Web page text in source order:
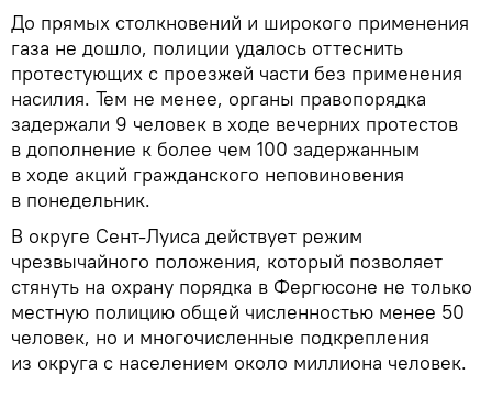
До прямых столкновений и широкого применения
газа не дошло, полиции удалось оттеснить
протестующих с проезжей части без применения
насилия. Тем не менее, органы правопорядка
задержали 9 человек в ходе вечерних протестов
в дополнение к более чем 100 задержанным
в ходе акций гражданского неповиновения
в понедельник.
В округе Сент-Луиса действует режим
чрезвычайного положения, который позволяет
стянуть на охрану порядка в Фергюсоне не только
местную полицию общей численностью менее 50
человек, но и многочисленные подкрепления
из округа с населением около миллиона человек.